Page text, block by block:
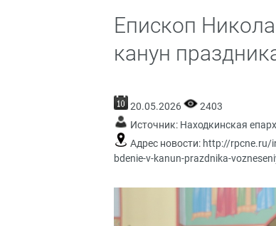
Епископ
канун
20.05.2026
2403
Источник: Находкинская
Адрес новости: http://rpcne.ru/
bdenie-v-kanun-prazdnika-